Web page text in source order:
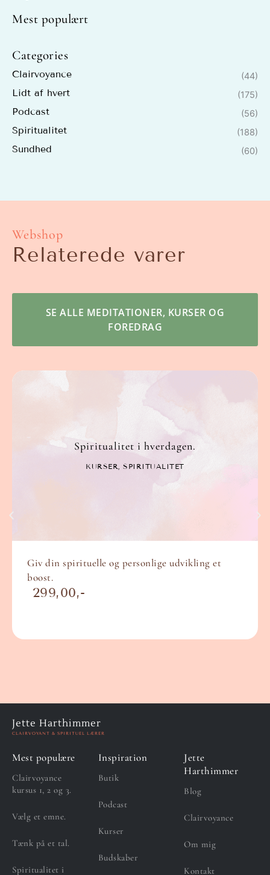
Mest populært
Categories
Clairvoyance (44)
Lidt af hvert (175)
Podcast (56)
Spiritualitet (188)
Sundhed (60)
Webshop
Relaterede varer
SE ALLE MEDITATIONER, KURSER OG
FOREDRAG
Spiritualitet i hverdagen.
KURSER ,SPIRITUALITET
Giv din spirituelle og personlige udvikling et
boost.
299,00
Jette Harthimmer
CLAIRVOYANT & SPIRITUEL LÆRER
Mest populære
Clairvoyance
kursus 1, 2 og 3.
Vælg et emne.
Tænk på et tal.
Spiritualitet i
Inspiration
Butik
Podcast
Kurser
Budskaber
Jette
Harthimmer
Blog
Clairvoyance
Om mig
Kontakt